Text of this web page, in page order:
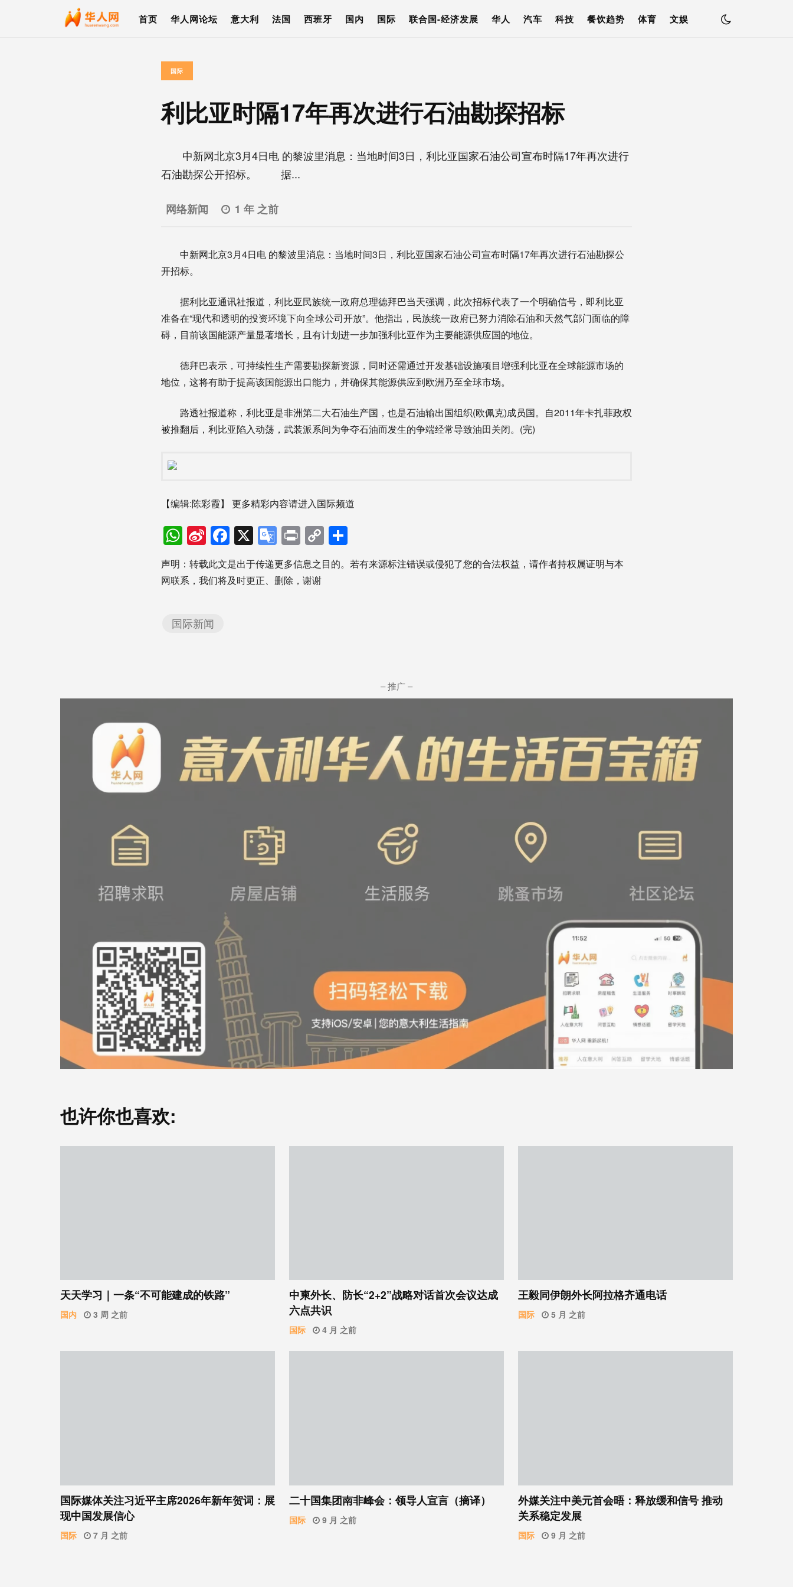
首页 华人网论坛 意大利 法国 西班牙 国内 国际 联合国-经济发展 华人 汽车 科技 餐饮趋势 体育 文娱
国际
利比亚时隔17年再次进行石油勘探招标
中新网北京3月4日电 的黎波里消息：当地时间3日，利比亚国家石油公司宣布时隔17年再次进行
石油勘探公开招标。 据...
网络新闻 1 年 之前
中新网北京3月4日电 的黎波里消息：当地时间3日，利比亚国家石油公司宣布时隔17年再次进行石油勘探公
开招标。
据利比亚通讯社报道，利比亚民族统一政府总理德拜巴当天强调，此次招标代表了一个明确信号，即利比亚
准备在“现代和透明的投资环境下向全球公司开放”。他指出，民族统一政府已努力消除石油和天然气部门面临的障
碍，目前该国能源产量显著增长，且有计划进一步加强利比亚作为主要能源供应国的地位。
德拜巴表示，可持续性生产需要勘探新资源，同时还需通过开发基础设施项目增强利比亚在全球能源市场的
地位，这将有助于提高该国能源出口能力，并确保其能源供应到欧洲乃至全球市场。
路透社报道称，利比亚是非洲第二大石油生产国，也是石油输出国组织(欧佩克)成员国。自2011年卡扎菲政权
被推翻后，利比亚陷入动荡，武装派系间为争夺石油而发生的争端经常导致油田关闭。(完)
【编辑:陈彩霞】 更多精彩内容请进入国际频道
WhatsApp
Sina
Weibo
Facebook
X Google
Translate
PrintCopy
Link享
声明：转载此文是出于传递更多信息之目的。若有来源标注错误或侵犯了您的合法权益，请作者持权属证明与本
网联系，我们将及时更正、删除，谢谢
国际新闻
– 推广 –
也许你也喜欢:
天天学习｜一条“不可能建成的铁路”
国内 3 周 之前
中柬外长、防长“2+2”战略对话首次会议达成
六点共识
国际 4 月 之前
王毅同伊朗外长阿拉格齐通电话
国际 5 月 之前
国际媒体关注习近平主席2026年新年贺词：展
现中国发展信心
国际 7 月 之前
二十国集团南非峰会：领导人宣言（摘译）
国际 9 月 之前
外媒关注中美元首会晤：释放缓和信号 推动
关系稳定发展
国际 9 月 之前